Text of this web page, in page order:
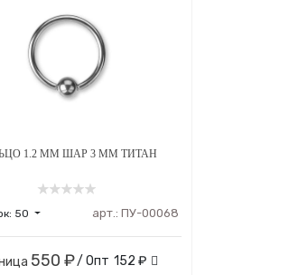
1.2 ММ ШАР 3 ММ ТИТАН
50 арт.: ПУ-00068
550 ₽/ Опт 152 ₽